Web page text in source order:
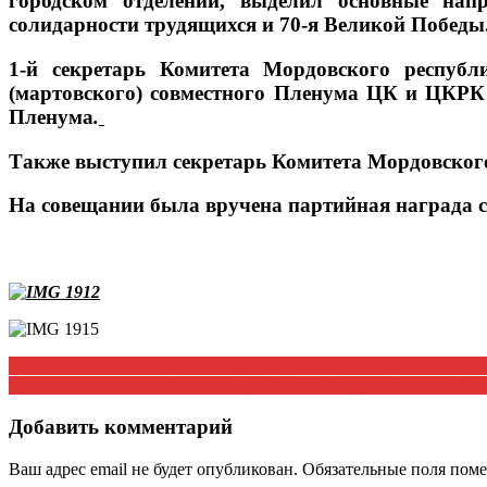
солидарности трудящихся и 70-я Великой
1-й секретарь Комитета Мордовского
(мартовского) совместного Пленума ЦК и
Пленума.
Также выступил секретарь Комитета
На совещании была вручена партийная награда
Навигация
по
записям
Добавить комментарий
Ваш адрес email не будет опубликован. Обязательные поля